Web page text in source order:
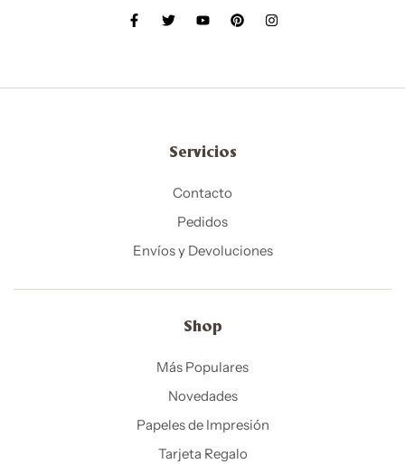
Servicios
Contacto
Pedidos
Envíos y Devoluciones
Shop
Más Populares
Novedades
Papeles de Impresión
Tarjeta Regalo